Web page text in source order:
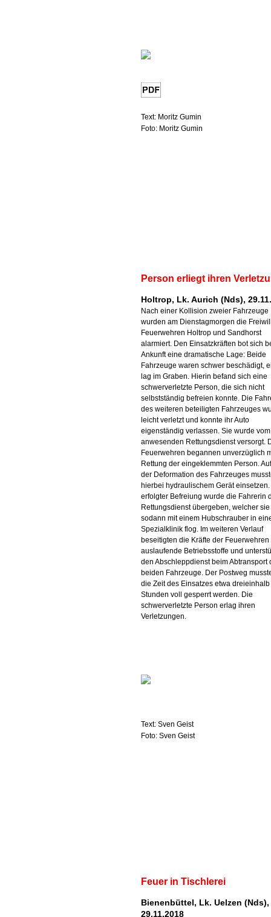
Text: Moritz Gumin
Foto: Moritz Gumin
Person erliegt ihren
Holtrop, Lk. Aurich (Nds),
Nach einer Kollision zweier Fahrzeuge
wurden am Dienstagmorgen die
Feuerwehren Holtrop und Sandhorst
alarmiert. Den Einsatzkräften bot sich
Ankunft eine dramatische Lage: Beide
Fahrzeuge waren schwer beschädigt,
lag im Graben. Hierin befand sich eine
schwerverletzte Person, die sich nicht
selbstständig befreien konnte. Die
des weiteren beteiligten Fahrzeuges
leicht verletzt und konnte ihr Auto
eigenständig verlassen. Sie wurde vom
anwesenden Rettungsdienst versorgt.
Feuerwehren begannen unverzüglich
Rettung der eingeklemmten Person.
der Deformation des Fahrzeuges
hierbei hydraulischem Gerät
erfolgter Befreiung wurde die Fahrerin
Rettungsdienst übergeben, welcher sie
sodann mit einem Hubschrauber in
Spezialklinik flog. Im weiteren Verlauf
beseitigten die Kräfte der Feuerwehren
auslaufende Betriebsstoffe und
den Abschleppdienst beim Abtransport
beiden Fahrzeuge. Der Postweg
die Zeit des Einsatzes etwa dreieinhalb
Stunden voll gesperrt werden. Die
schwerverletzte Person erlag ihren
Verletzungen.
Text: Sven Geist
Foto: Sven Geist
Feuer in Tischlerei
Bienenbüttel, Lk. Uelzen (Nds),
29.11.2018